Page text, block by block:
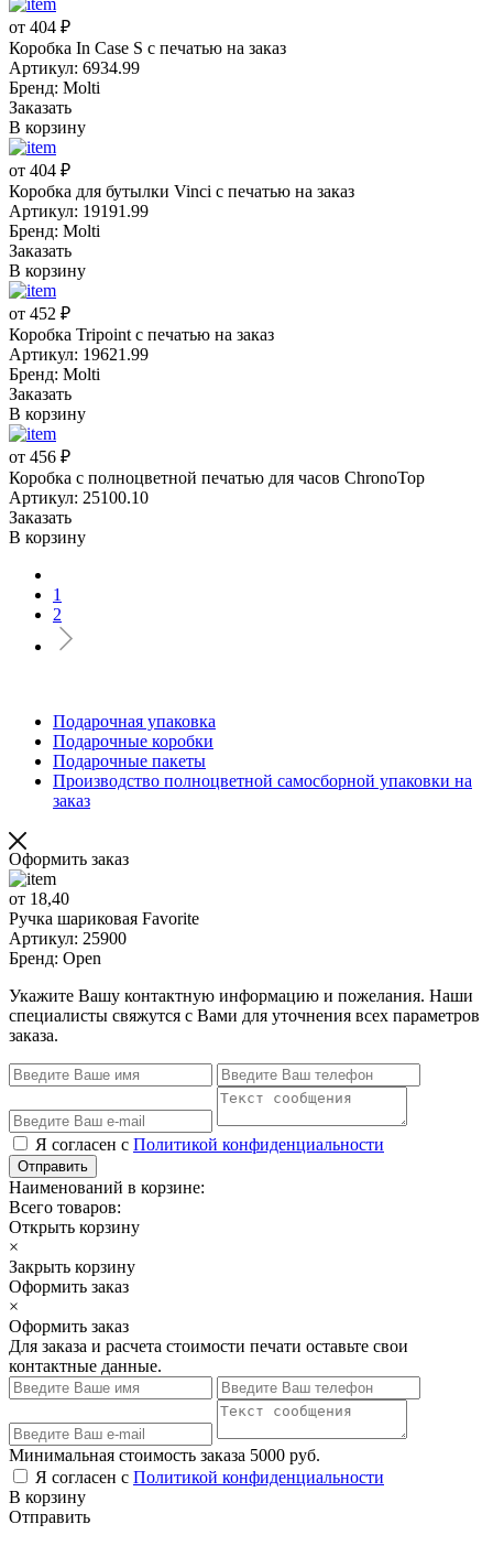
от 404 ₽
Коробка In Case S с печатью на заказ
Артикул: 6934.99
Бренд: Molti
Заказать
В корзину
от 404 ₽
Коробка для бутылки Vinci с печатью на заказ
Артикул: 19191.99
Бренд: Molti
Заказать
В корзину
от 452 ₽
Коробка Tripoint с печатью на заказ
Артикул: 19621.99
Бренд: Molti
Заказать
В корзину
от 456 ₽
Коробка с полноцветной печатью для часов ChronoTop
Артикул: 25100.10
Заказать
В корзину
1
2
Подарочная упаковка
Подарочные коробки
Подарочные пакеты
Производство полноцветной самосборной упаковки на
заказ
Оформить заказ
от 18,40
Ручка шариковая Favorite
Артикул: 25900
Бренд: Open
Укажите Вашу контактную информацию и пожелания. Наши
специалисты свяжутся с Вами для уточнения всех параметров
заказа.
Я согласен с Политикой конфиденциальности
Отправить
Наименований в корзине:
Всего товаров:
Открыть корзину
×
Закрыть корзину
Оформить заказ
×
Оформить заказ
Для заказа и расчета стоимости печати оставьте свои
контактные данные.
Минимальная стоимость заказа 5000 руб.
Я согласен с Политикой конфиденциальности
В корзину
Отправить